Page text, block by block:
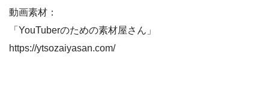
動画素材：
「YouTuberのための素材屋さん」
https://ytsozaiyasan.com/